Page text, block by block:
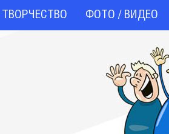
ТВОРЧЕСТВО ФОТО / ВИДЕО